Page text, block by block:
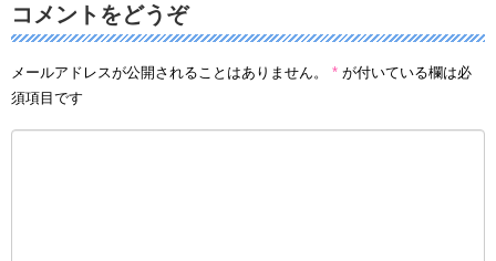
コメントをどうぞ
メールアドレスが公開されることはありません。 * が付いている欄は必
須項目です